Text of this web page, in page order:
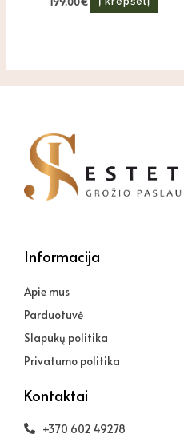
Informacija
Apie mus
Parduotuvė
Slapukų politika
Privatumo politika
Kontaktai
+370 602 49278